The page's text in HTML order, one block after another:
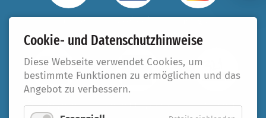
YouTube Facebook Instagram
Taufbegleiter #beziehungsweise 321.koeln
Cookie- und Datenschutzhinweise
Diese Webseite verwendet Cookies, um
bestimmte Funktionen zu ermöglichen und das
Angebot zu verbessern.